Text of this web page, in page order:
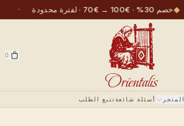
◆خصم 30% · €100 → €70 · لفترة محدودة
0
المتجر أسئلة شائعةتتبع الطلب